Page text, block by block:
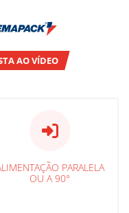
AO VÍDEO
PARALELA
OU A 90°